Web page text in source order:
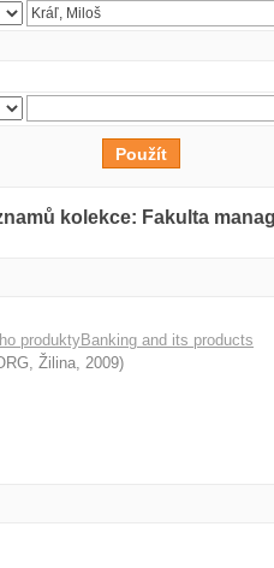
kolekce: Fakulta
produktyBanking and its products
Žilina, 2009)